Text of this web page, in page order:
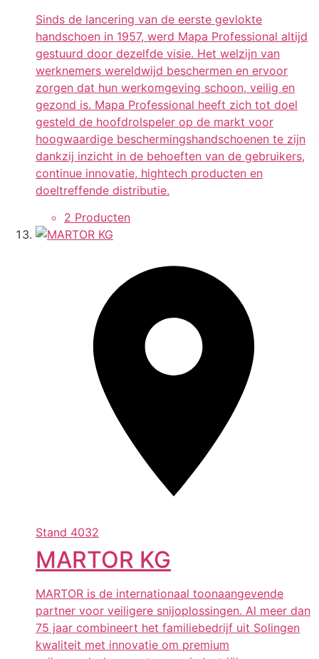
Sinds de lancering van de eerste gevlokte
handschoen in 1957, werd Mapa Professional altijd
gestuurd door dezelfde visie. Het welzijn van
werknemers wereldwijd beschermen en ervoor
zorgen dat hun werkomgeving schoon, veilig en
gezond is. Mapa Professional heeft zich tot doel
gesteld de hoofdrolspeler op de markt voor
hoogwaardige beschermingshandschoenen te zijn
dankzij inzicht in de behoeften van de gebruikers,
continue innovatie, hightech producten en
doeltreffende distributie.
2 Producten
Stand 4032
MARTOR KG
MARTOR is de internationaal toonaangevende
partner voor veiligere snijoplossingen. Al meer dan
75 jaar combineert het familiebedrijf uit Solingen
kwaliteit met innovatie om premium